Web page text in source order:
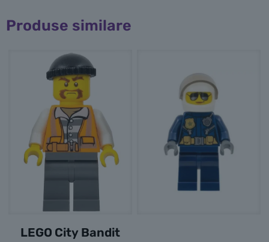
Produse similare
LEGO City Bandit